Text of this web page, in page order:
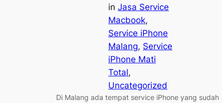
in Jasa Service
Macbook
Service iPhone
Malang, Service
iPhone Mati
Total
Uncategorized
Di Malang ada tempat service iPhone yang sudah